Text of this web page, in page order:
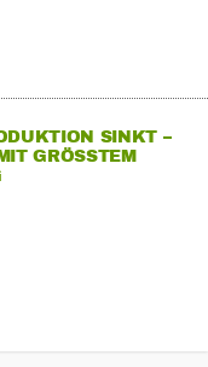
SINKT –
GRÖSSTEM R